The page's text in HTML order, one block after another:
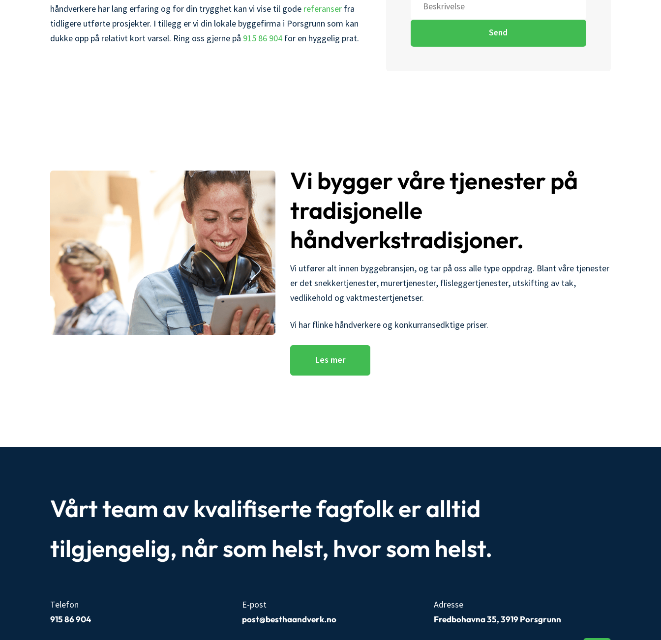
håndverkere har lang erfaring og for din trygghet kan vi vise til gode referanser fra
tidligere utførte prosjekter. I tillegg er vi din lokale byggefirma i Porsgrunn som kan
dukke opp på relativt kort varsel. Ring oss gjerne på 915 86 904 for en hyggelig prat.
Send
Vi bygger våre tjenester på
tradisjonelle
håndverkstradisjoner.
Vi utfører alt innen byggebransjen, og tar på oss alle type oppdrag. Blant våre tjenester
er det snekkertjenester, murertjenester, flisleggertjenester, utskifting av tak,
vedlikehold og vaktmestertjenetser.
Vi har flinke håndverkere og konkurransedktige priser.
Les mer
Vårt team av kvalifiserte fagfolk er alltid
tilgjengelig, når som helst, hvor som helst.
Telefon
915 86 904
E-post
post@besthaandverk.no
Adresse
Fredbohavna 35, 3919 Porsgrunn